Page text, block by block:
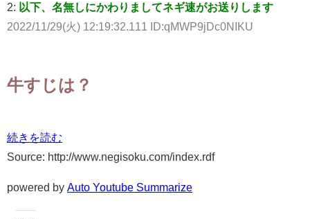
2: 以下、名無しにかわりましてネギ速がお送りします
2022/11/29(火) 12:19:32.111 ID:qMWP9jDc0NIKU
牛すじは？
続きを読む
Source: http://www.negisoku.com/index.rdf
powered by Auto Youtube Summarize